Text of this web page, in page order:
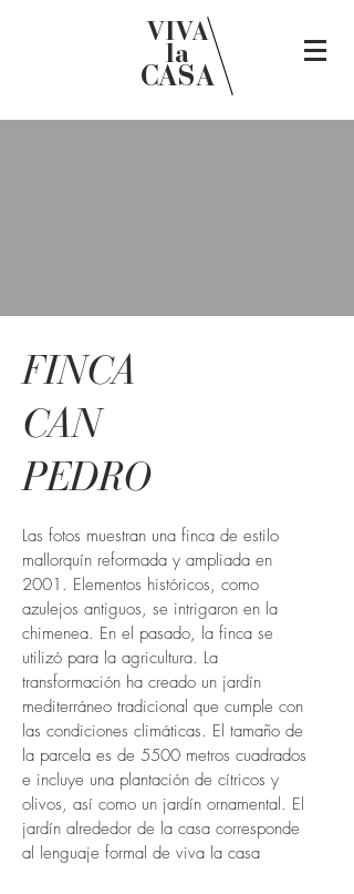
VIVA
la
CASA
FINCA
CAN
PEDRO
Las fotos muestran una finca de estilo
mallorquín reformada y ampliada en
2001. Elementos históricos, como
azulejos antiguos, se intrigaron en la
chimenea. En el pasado, la finca se
utilizó para la agricultura. La
transformación ha creado un jardín
mediterráneo tradicional que cumple con
las condiciones climáticas. El tamaño de
la parcela es de 5500 metros cuadrados
e incluye una plantación de cítricos y
olivos, así como un jardín ornamental. El
jardín alrededor de la casa corresponde
al lenguaje formal de viva la casa